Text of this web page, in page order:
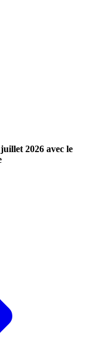
2026 avec le